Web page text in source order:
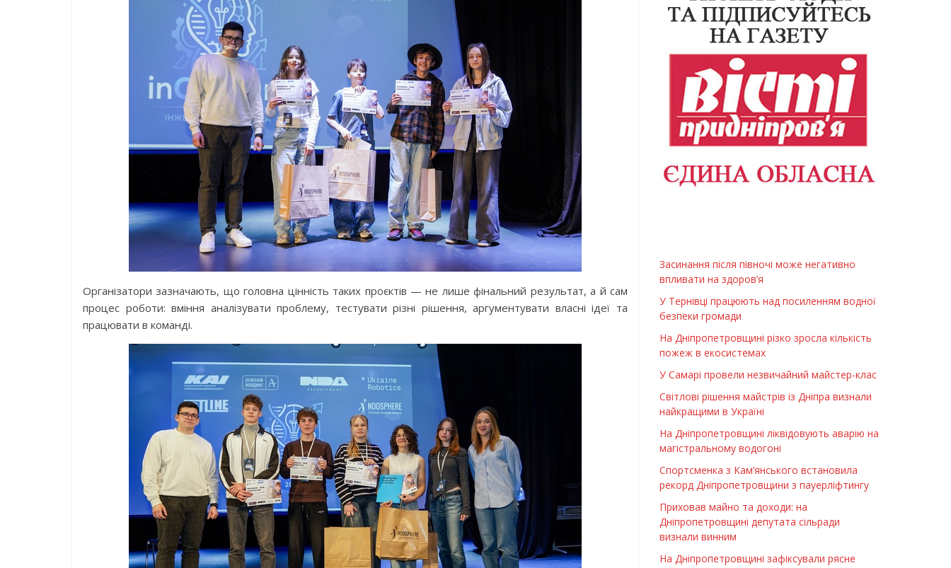
Організатори зазначають, що головна цінність таких проєктів — не лише фінальний результат, а й сам
процес роботи: вміння аналізувати проблему, тестувати різні рішення, аргументувати власні ідеї та
працювати в команді.
Засинання після півночі може негативно
впливати на здоров’я
У Тернівці працюють над посиленням водної
безпеки громади
На Дніпропетровщині різко зросла кількість
пожеж в екосистемах
У Самарі провели незвичайний майстер-клас
Світлові рішення майстрів із Дніпра визнали
найкращими в Україні
На Дніпропетровщині ліквідовують аварію на
магістральному водогоні
Спортсменка з Кам’янського встановила
рекорд Дніпропетровщини з пауерліфтингу
Приховав майно та доходи: на
Дніпропетровщині депутата сільради
визнали винним
На Дніпропетровщині зафіксували рясне